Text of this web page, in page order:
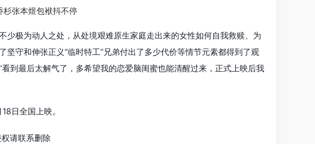
少极为动人之处，从处境艰难原生家庭走出来的女性如何自我救赎、为
坚守和伸张正义“临时特工”兄弟付出了多少代价等情节元素都得到了观
到最后太解气了，多希望我的恋爱脑闺蜜也能清醒过来，正式上映后我
日全国上映。
请联系删除